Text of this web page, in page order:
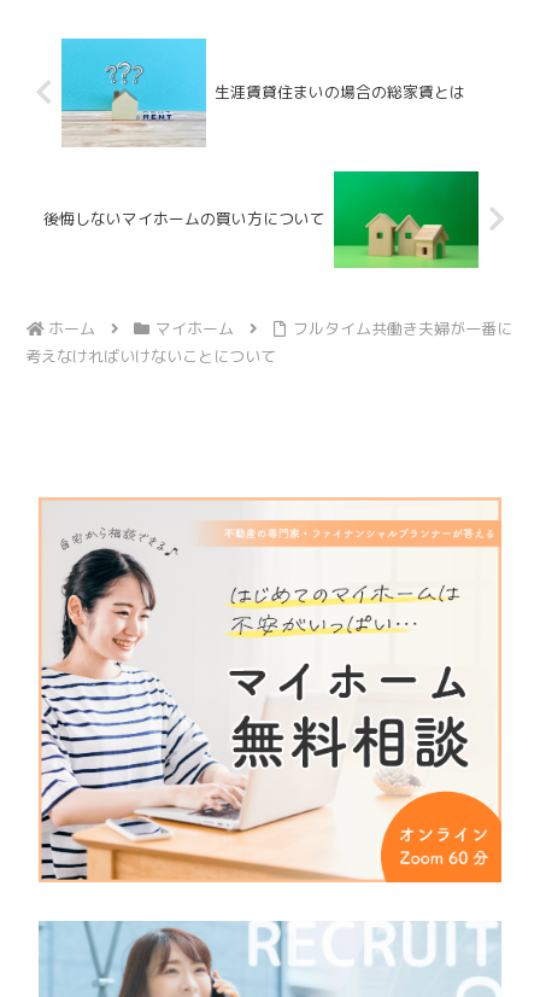
生涯賃貸住まいの場合の総家賃とは
後悔しないマイホームの買い方について
ホーム マイホーム
フルタイム共働き夫婦が一番に
考えなければいけないことについて